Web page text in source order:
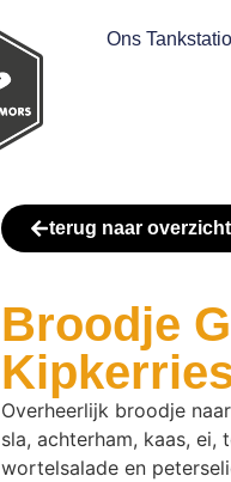
Ons
terug naar overzicht
Broodje
Overheerlijk broodje
sla, achterham, kaas, ei,
wortelsalade en